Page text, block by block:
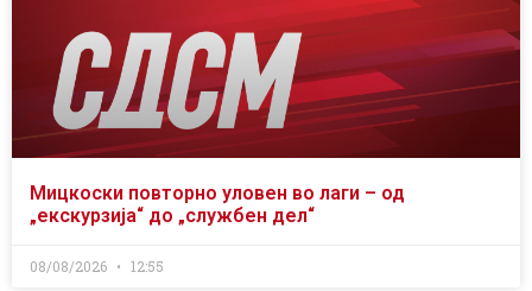
Мицкоски повторно уловен во лаги – од
„екскурзија“ до „службен дел“
08/08/2026 12:55